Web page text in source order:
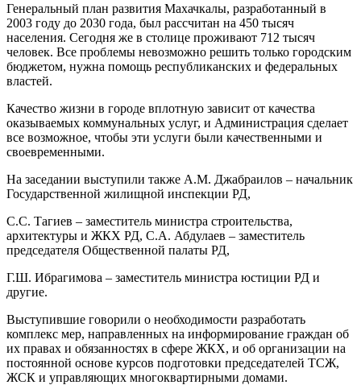
Генеральный план развития Махачкалы, разработанный в
2003 году до 2030 года, был рассчитан на 450 тысяч
населения. Сегодня же в столице проживают 712 тысяч
человек. Все проблемы невозможно решить только городским
бюджетом, нужна помощь республиканских и федеральных
властей.
Качество жизни в городе вплотную зависит от качества
оказываемых коммунальных услуг, и Администрация сделает
все возможное, чтобы эти услуги были качественными и
своевременными.
На заседании выступили также А.М. Джабраилов – начальник
Государственной жилищной инспекции РД,
С.С. Тагиев – заместитель министра строительства,
архитектуры и ЖКХ РД, С.А. Абдулаев – заместитель
председателя Общественной палаты РД,
Г.Ш. Ибрагимова – заместитель министра юстиции РД и
другие.
Выступившие говорили о необходимости разработать
комплекс мер, направленных на информирование граждан об
их правах и обязанностях в сфере ЖКХ, и об организации на
постоянной основе курсов подготовки председателей ТСЖ,
ЖСК и управляющих многоквартирными домами.